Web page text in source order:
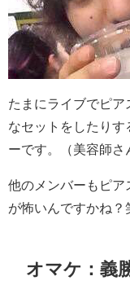
たまにライブでピア
なセットをしたり
ーです。（美容師さ
他のメンバーもピア
が怖いんですかね？
オマケ：義